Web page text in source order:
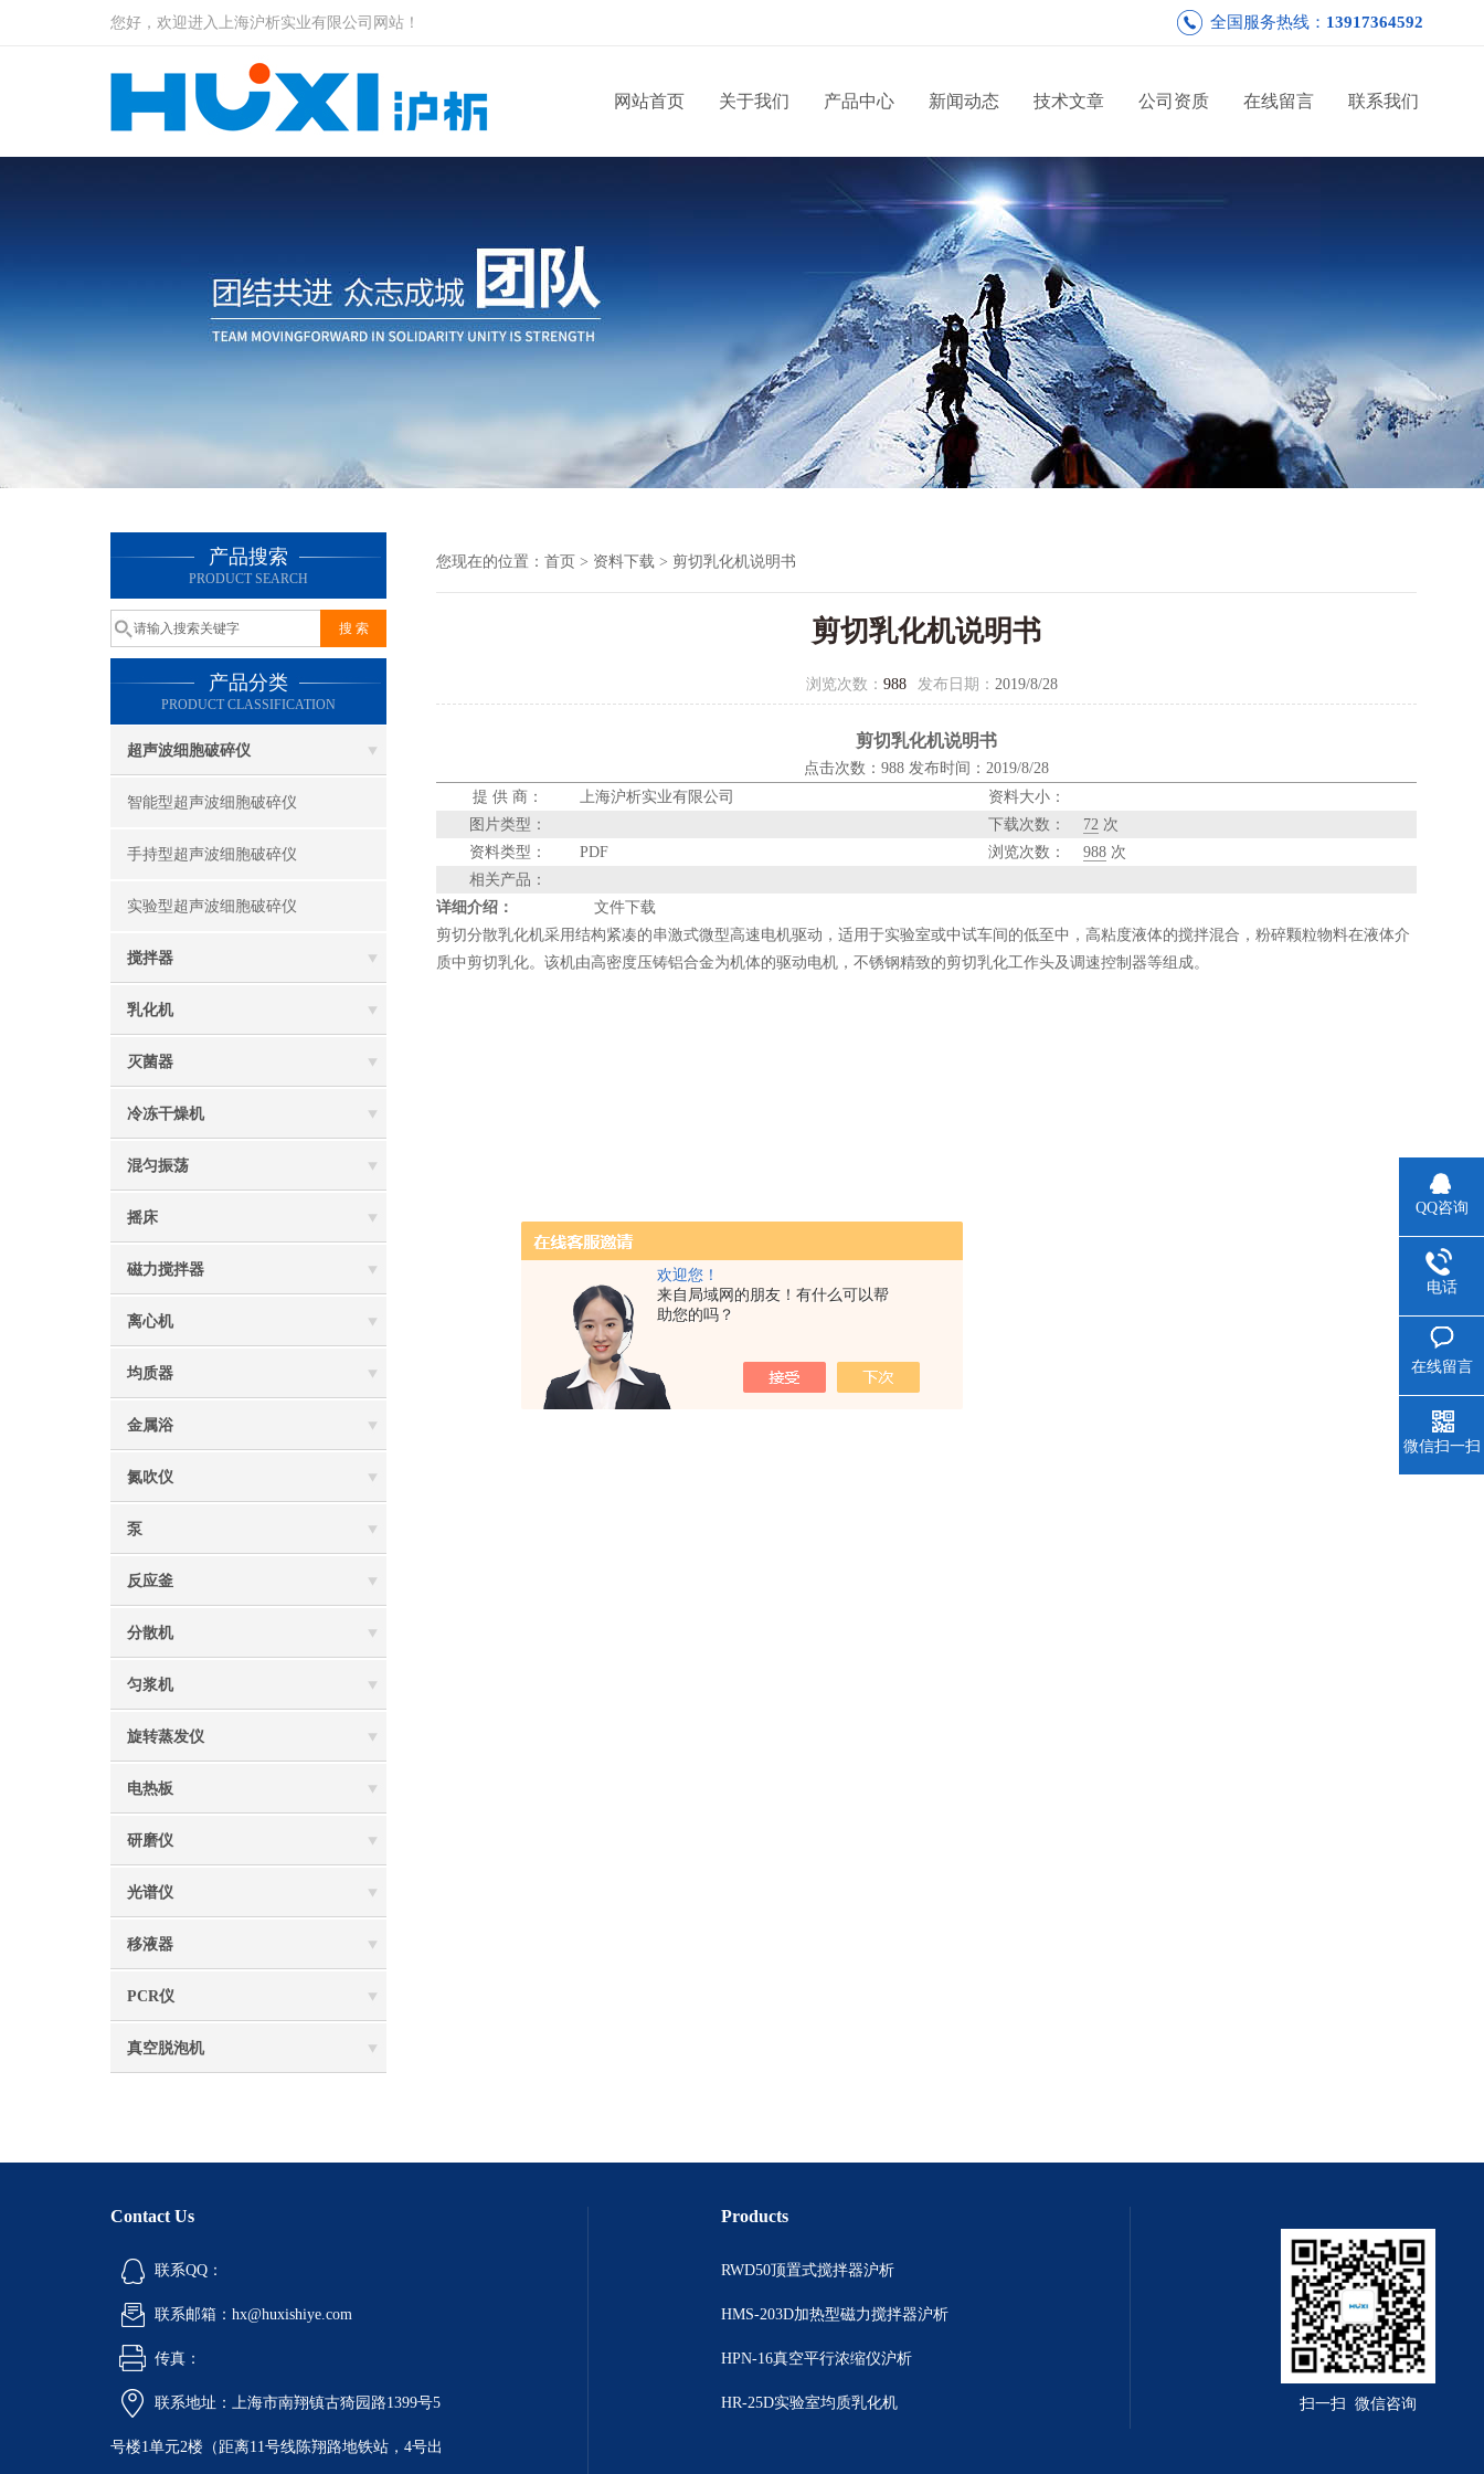
欢迎您！
来自局域网的朋友！有什么可以帮
助您的吗？
您好，欢迎进入上海沪析实业有限公司网站！ 全国服务热线： 13917364592
网站首页 关于我们 产品中心 新闻动态 技术文章 公司资质 在线留言 联系我们
产品搜索
PRODUCT SEARCH
产品分类
PRODUCT CLASSIFICATION
超声波细胞破碎仪
智能型超声波细胞破碎仪
手持型超声波细胞破碎仪
实验型超声波细胞破碎仪
搅拌器
乳化机
灭菌器
冷冻干燥机
混匀振荡
摇床
磁力搅拌器
离心机
均质器
金属浴
氮吹仪
泵
反应釜
分散机
匀浆机
旋转蒸发仪
电热板
研磨仪
光谱仪
移液器
PCR仪
真空脱泡机
您现在的位置： 首页 > 资料下载 > 剪切乳化机说明书
剪切乳化机说明书
浏览次数： 988 发布日期： 2019/8/28
剪切乳化机说明书
点击次数：988 发布时间：2019/8/28
提 供 商：
上海沪析实业有限公司
资料大小：
图片类型：
下载次数： 72 次
资料类型：
PDF 浏览次数： 988 次
相关产品：
详细介绍：
文件下载
剪切分散乳化机采用结构紧凑的串激式微型高速电机驱动，适用于实验室或中试车间的低至中，高粘度液体的搅拌混合，粉碎颗粒物料在液体介
质中剪切乳化。该机由高密度压铸铝合金为机体的驱动电机，不锈钢精致的剪切乳化工作头及调速控制器等组成。
Contact Us
联系QQ：
联系邮箱：hx@huxishiye.com
传真：
联系地址：上海市南翔镇古猗园路1399号5
号楼1单元2楼（距离11号线陈翔路地铁站，4号出
Products
RWD50顶置式搅拌器沪析
HMS-203D加热型磁力搅拌器沪析
HPN-16真空平行浓缩仪沪析
HR-25D实验室均质乳化机 扫一扫 微信咨询
QQ咨询
电话
在线留言
微信扫一扫